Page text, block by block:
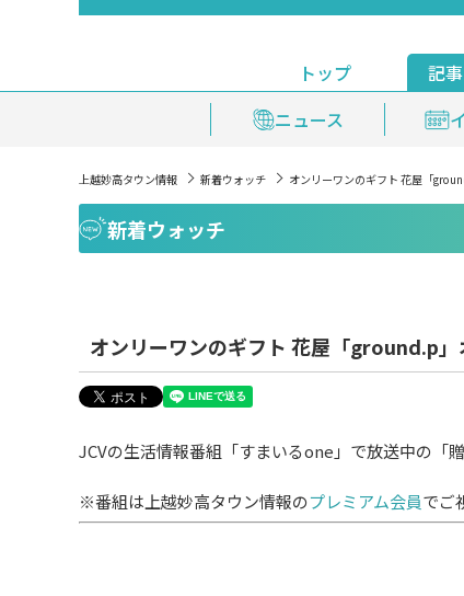
トップ
記
ニュース
おくやみ情報
上越妙高タウン情報 新着ウォッチ オンリーワンのギフト 花屋「
新着ウォッチ
オンリーワンのギフト 花屋「ground.p」
JCVの生活情報番組「すまいるone」で放送中の「
※番組は上越妙高タウン情報のプレミアム会員でご